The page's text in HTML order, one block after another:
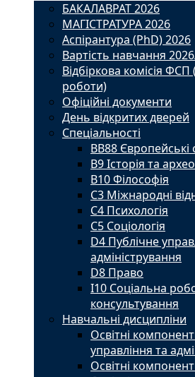
БАКАЛАВРАТ 2026
МАГІСТРАТУРА 2026
Аспірантура (PhD) 2026
Вартість навчання
Відбіркова комісія
роботи)
Офіційні документи
День відкритих дверей
Спеціальності
BВ88 Європейські
B9 Історія та
B10 Філософія
C3 Міжнародні
C4 Психологія
С5 Соціологія
D4 Публічне
адміністрування
D8 Право
I10 Соціальна
консультування
Навчальні дисципліни
Освітні
управління та
Освітні